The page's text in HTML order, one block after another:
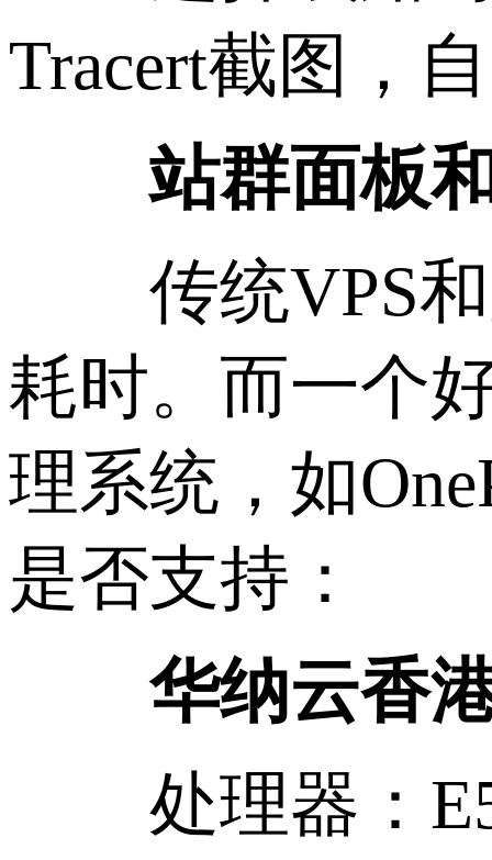
Tracert截图，
站群面板
传统VPS和
耗时。而一个
理系统，如
是否支持：
华纳云香
处理器：E5-